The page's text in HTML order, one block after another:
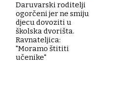
Daruvarski roditelji
ogorčeni jer ne smiju
djecu dovoziti u
školska dvorišta.
Ravnateljica:
"Moramo štititi
učenike"